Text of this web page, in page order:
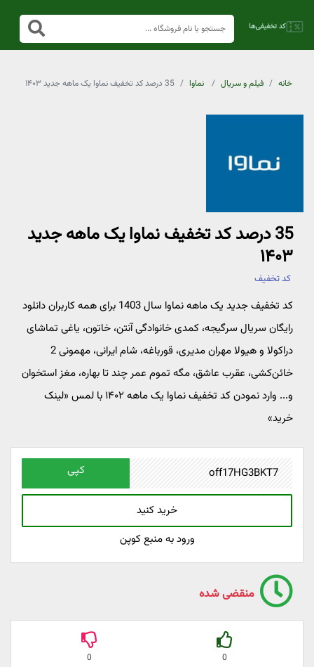
خانه فیلم و سریال نماوا 35 درصد کد تخفیف نماوا یک ماهه جدید ۱۴۰۳
35 درصد کد تخفیف نماوا یک ماهه جدید
۱۴۰۳
کد تخفیف
کد تخفیف جدید یک ماهه نماوا سال 1403 برای همه کاربران دانلود
رایگان سریال سرگیجه، کمدی خانوادگی آنتن، خاتون، یاغی تماشای
دراکولا و هیولا مهران مدیری، قورباغه، شام ایرانی، مهمونی 2
خائن‌كشی، عقرب عاشق، مگه تموم عمر چند تا بهاره، مغز استخوان
و... وارد نمودن کد تخفیف نماوا یک ماهه ۱۴۰۲ با لمس «لینک
خرید»
کپی
خرید کنید
ورود به منبع کوپن
منقضی شده
0
0